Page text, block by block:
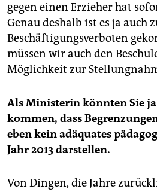
gegen einen Erzieher hat
Genau deshalb ist es ja auch
Beschäftigungsverboten
müssen wir auch den
Möglichkeit zur
Als Ministerin könnten Sie
kommen, dass
eben kein adäquates
Jahr 2013 darstellen.
Von Dingen, die Jahre